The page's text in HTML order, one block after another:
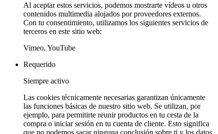
Al aceptar estos servicios, podemos mostrarte vídeos u otros
contenidos multimedia alojados por proveedores externos.
Con tu consentimiento, utilizamos los siguientes servicios de
terceros en este sitio web:
Vimeo, YouTube
Requerido
Siempre activo
Las cookies técnicamente necesarias garantizan únicamente
las funciones básicas de nuestro sitio web. Se utilizan, por
ejemplo, para permitirte reunir productos en tu cesta de la
compra o iniciar sesión en tu cuenta de cliente. Esto significa
que no podemos sacar ninguna conclusión sobre ti y los datos